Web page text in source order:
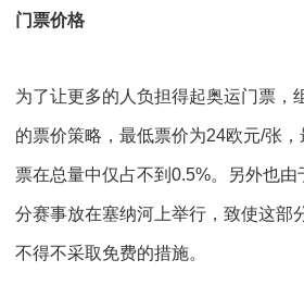
门票价格
为了让更多的人负担得起奥运门票，
的票价策略，最低票价为24欧元/张，
票在总量中仅占不到 0.5%。另外也由
分赛事放在塞纳河上举行，致使这部
不得不采取免费的措施。